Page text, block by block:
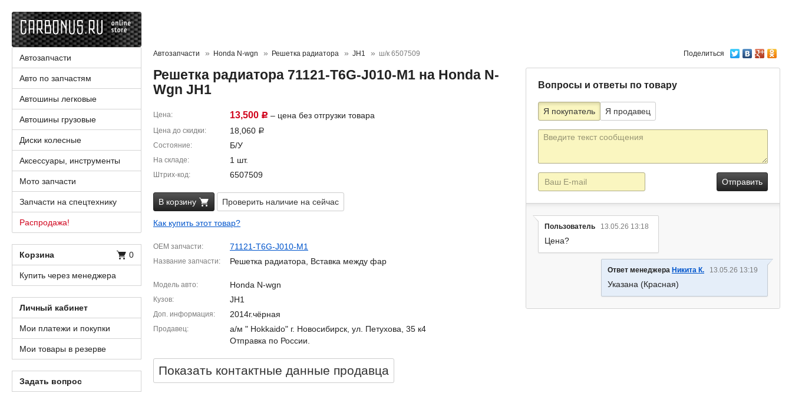
Поделиться
Автозапчасти Honda N-wgn Решетка радиатора JH1 ш/к 6507509
Решетка радиатора 71121-T6G-J010-M1 на Honda N-
Wgn JH1
Цена 13,500 Р – цена без отгрузки товара
Цена до скидки 18,060 Р
Состояние Б/У
На складе 1 шт.
Штрих-код 6507509
В корзину Проверить наличие на сейчас
Как купить этот товар?
OEM запчасти 71121-T6G-J010-M1
Название запчасти Решетка радиатора, Вставка между фар
Модель авто Honda N-wgn
Кузов JH1
Доп. информация 2014г.чёрная
Продавец
а/м " Hokkaido" г. Новосибирск, ул. Петухова, 35 к4
Отправка по России.
Показать контактные данные продавцa
Вопросы и ответы по товару
Я покупатель Я продавец
Текст
E-
mail
Пользователь 13.05.26 13:18
Цена?
Ответ менеджера Никита К. 13.05.26 13:19
Указана (Красная)
Автозапчасти
Авто по запчастям
Автошины легковые
Автошины грузовые
Диски колесные
Аксессуары, инструменты
Мото запчасти
Запчасти на спецтехнику
Распродажа!
Корзина 0
Купить через менеджера
Личный кабинет
Мои платежи и покупки
Мои товары в резерве
Задать вопрос